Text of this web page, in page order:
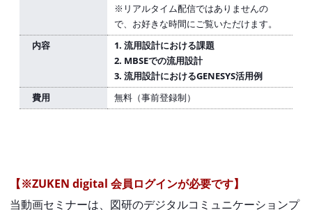
※リアルタイム配信ではありませんの
で、お好きな時間にご覧いただけます。
内容
1. 流用設計における課題
2. MBSEでの流用設計
3. 流用設計におけるGENESYS活用例
費用
無料（事前登録制）
【※ZUKEN digital 会員ログインが必要です】
当動画セミナーは、図研のデジタルコミュニケーションプ